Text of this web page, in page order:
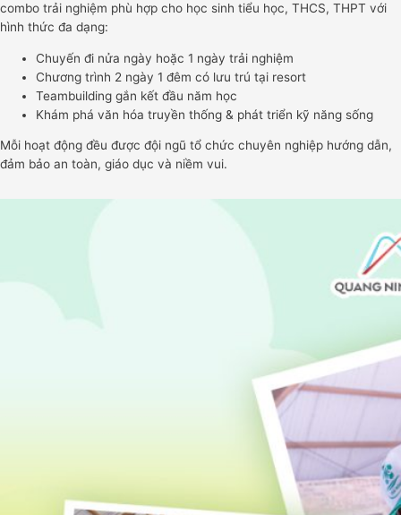
combo trải nghiệm phù hợp cho học sinh tiểu học, THCS, THPT với
hình thức đa dạng:
Chuyến đi nửa ngày hoặc 1 ngày trải nghiệm
Chương trình 2 ngày 1 đêm có lưu trú tại resort
Teambuilding gắn kết đầu năm học
Khám phá văn hóa truyền thống & phát triển kỹ năng sống
Mỗi hoạt động đều được đội ngũ tổ chức chuyên nghiệp hướng dẫn,
đảm bảo an toàn, giáo dục và niềm vui.